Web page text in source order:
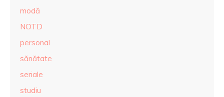
modă
NOTD
personal
sănătate
seriale
studiu